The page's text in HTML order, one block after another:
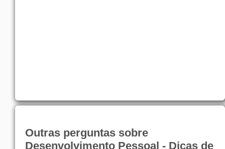
Outras perguntas sobre
Desenvolvimento Pessoal - Dicas de